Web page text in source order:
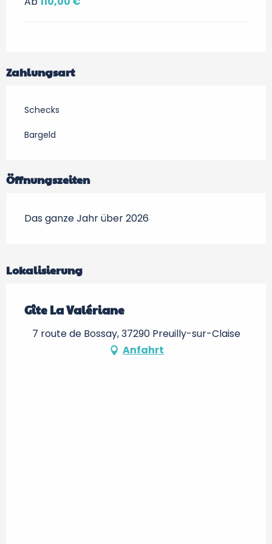
Zahlungsart
Schecks
Bargeld
Öffnungszeiten
Das ganze Jahr über 2026
Lokalisierung
Gîte La Valériane
7 route de Bossay, 37290 Preuilly-sur-Claise
Anfahrt